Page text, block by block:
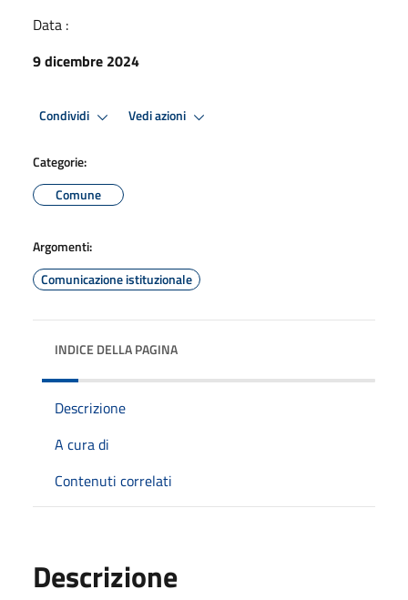
Data :
9 dicembre 2024
Condividi Vedi azioni
Categorie:
Comune
Argomenti:
Comunicazione istituzionale
INDICE DELLA PAGINA
Descrizione
A cura di
Contenuti correlati
Descrizione